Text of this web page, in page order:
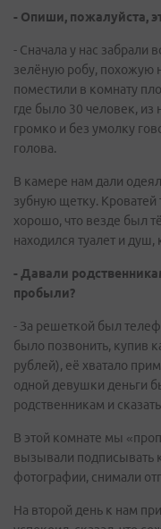
- Опиши, пожалуйста,
- Сначала у нас забрали
зелёную робу, похожую
поместили в комнату
где было 30 человек, из
громко и без умолку
голова.
В камере нам дали
зубную щетку. Кроватей
хорошо, что везде был
находился туалет и душ,
- Давали
пробыли?
- За решеткой был
было позвонить, купив
рублей), её хватало
одной девушки деньги
родственникам и
В этой комнате мы
вызывали подписывать
фотографии, снимали
На второй день к нам